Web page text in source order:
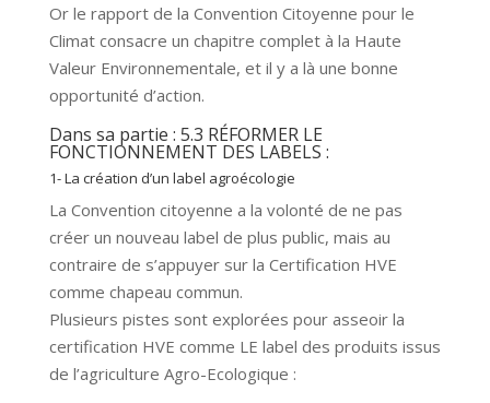
Or le rapport de la Convention Citoyenne pour le
Climat consacre un chapitre complet à la Haute
Valeur Environnementale, et il y a là une bonne
opportunité d’action.
Dans sa partie : 5.3 RÉFORMER LE
FONCTIONNEMENT DES LABELS :
1- La création d’un label agroécologie
La Convention citoyenne a la volonté de ne pas
créer un nouveau label de plus public, mais au
contraire de s’appuyer sur la Certification HVE
comme chapeau commun.
Plusieurs pistes sont explorées pour asseoir la
certification HVE comme LE label des produits issus
de l’agriculture Agro-Ecologique :